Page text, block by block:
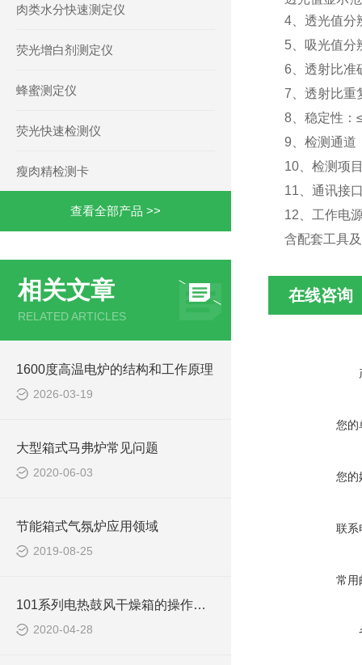
肉类水分快速测定仪
荧光增白剂测定仪
蜂蜜测定仪
荧光快速检测仪
瘦肉精检测卡
查看全部产品 >>
相关文章
RELATED ARTICLES
1600度高温电炉的结构和工作原理
2026-03-19
大型箱式马弗炉常见问题
2020-06-03
节能箱式气氛炉应用领域
2019-08-25
101系列电热鼓风干燥箱的操作方法
2020-04-28
4、透光值分
5、吸光值分
6、透射比准
7、透射比重
8、稳定性：
9、检测通道
10、检测项
11 、通讯接
12、工作电
含配套工具
在线咨询
您的
您的
联系
常用